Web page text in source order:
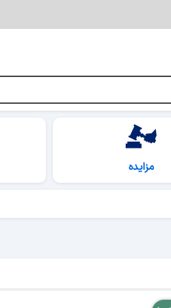
مزایده